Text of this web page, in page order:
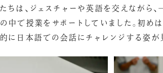
ちは、ジェスチャーや英語を交えながら
中で授業をサポートしていました。初め
に日本語での会話にチャレンジする姿が